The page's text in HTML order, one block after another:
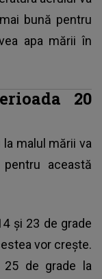
bună pentru
apa mării în
20
malul mării va
această
şi 23 de grade
vor creşte.
de grade la